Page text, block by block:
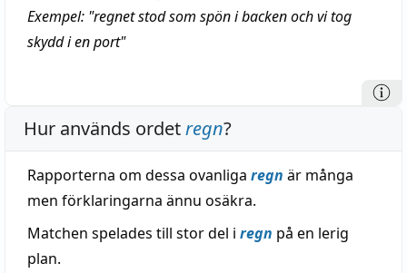
Exempel: "regnet stod som spön i backen och vi tog
skydd i en port"
Hur används ordetregn?
Rapporterna om dessa ovanliga regn är många
men förklaringarna ännu osäkra.
Matchen spelades till stor del i regn på en lerig
plan.